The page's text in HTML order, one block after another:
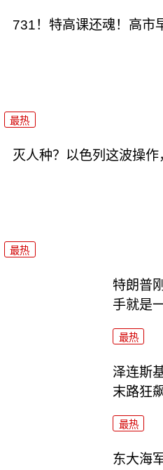
731！特高课还魂！高市
最热
灭人种？以色列这波操作
最热
特朗普
手就是
最热
泽连斯
末路狂飙
最热
东大海